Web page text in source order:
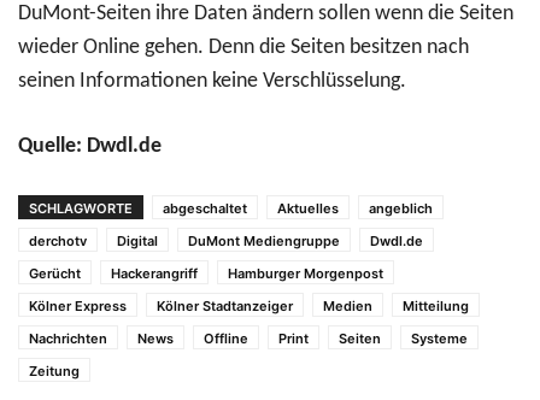
DuMont-Seiten ihre Daten ändern sollen wenn die Seiten
wieder Online gehen. Denn die Seiten besitzen nach
seinen Informationen keine Verschlüsselung.
Quelle: Dwdl.de
SCHLAGWORTE abgeschaltet Aktuelles
angeblich
derchotv
Digital DuMont Mediengruppe
Dwdl.de
Gerücht
Hackerangriff
Hamburger Morgenpost
Kölner Express
Kölner Stadtanzeiger Medien
Mitteilung
Nachrichten
News Offline Print Seiten
Systeme
Zeitung